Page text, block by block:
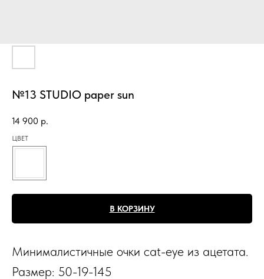
№13 STUDIO paper sun
14 900 р.
ЦВЕТ
В КОРЗИНУ
Минималистичные очки cat-eye из ацетата.
Размер: 50-19-145